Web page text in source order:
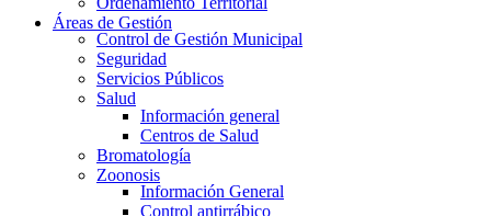
Áreas de Gestión
Control de Gestión Municipal
Seguridad
Servicios Públicos
Salud
Información general
Centros de Salud
Bromatología
Zoonosis
Información General
Control antirrábico